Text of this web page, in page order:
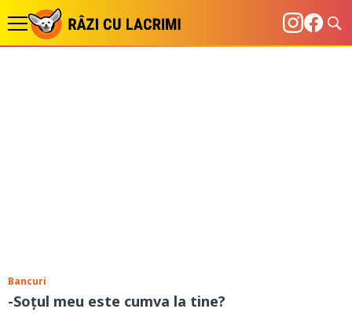
Bancuri
-Soțul meu este cumva la tine?